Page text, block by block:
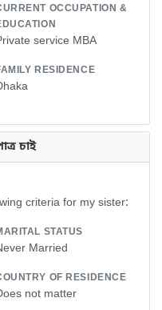
OCCUPATION &
service MBA
RESIDENCE
চাই
criteria for my sister:
STATUS
Married
OF RESIDENCE
not matter